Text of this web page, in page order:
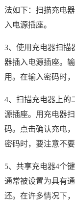
法如下：扫描充电
入电源插座。
3、使用充电器扫描
器插入电源插座。
用。在输入密码时
4、扫描充电器上的
源插座。用充电器
码。点击确认充电
密码时，要注意不
5、共享充电器4个
通常被设置为具有
还。在许多情况下